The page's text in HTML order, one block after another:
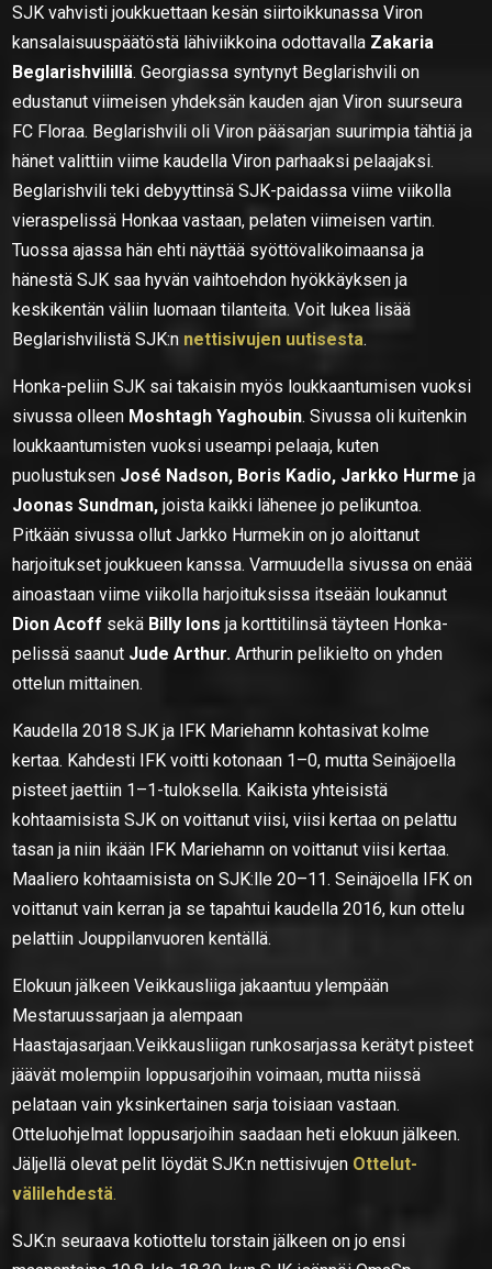
SJK vahvisti joukkuettaan kesän siirtoikkunassa Viron
kansalaisuuspäätöstä lähiviikkoina odottavalla Zakaria
Beglarishvilillä. Georgiassa syntynyt Beglarishvili on
edustanut viimeisen yhdeksän kauden ajan Viron suurseura
FC Floraa. Beglarishvili oli Viron pääsarjan suurimpia tähtiä ja
hänet valittiin viime kaudella Viron parhaaksi pelaajaksi.
Beglarishvili teki debyyttinsä SJK-paidassa viime viikolla
vieraspelissä Honkaa vastaan, pelaten viimeisen vartin.
Tuossa ajassa hän ehti näyttää syöttövalikoimaansa ja
hänestä SJK saa hyvän vaihtoehdon hyökkäyksen ja
keskikentän väliin luomaan tilanteita. Voit lukea lisää
Beglarishvilistä SJK:n nettisivujen uutisesta.
Honka-peliin SJK sai takaisin myös loukkaantumisen vuoksi
sivussa olleen Moshtagh Yaghoubin. Sivussa oli kuitenkin
loukkaantumisten vuoksi useampi pelaaja, kuten
puolustuksen José Nadson, Boris Kadio, Jarkko Hurme ja
Joonas Sundman, joista kaikki lähenee jo pelikuntoa.
Pitkään sivussa ollut Jarkko Hurmekin on jo aloittanut
harjoitukset joukkueen kanssa. Varmuudella sivussa on enää
ainoastaan viime viikolla harjoituksissa itseään loukannut
Dion Acoff sekä Billy Ionsja korttitilinsä täyteen Honka-
pelissä saanut Jude Arthur.Arthurin pelikielto on yhden
ottelun mittainen.
Kaudella 2018 SJK ja IFK Mariehamn kohtasivat kolme
kertaa. Kahdesti IFK voitti kotonaan 1–0, mutta Seinäjoella
pisteet jaettiin 1–1-tuloksella. Kaikista yhteisistä
kohtaamisista SJK on voittanut viisi, viisi kertaa on pelattu
tasan ja niin ikään IFK Mariehamn on voittanut viisi kertaa.
Maaliero kohtaamisista on SJK:lle 20–11. Seinäjoella IFK on
voittanut vain kerran ja se tapahtui kaudella 2016, kun ottelu
pelattiin Jouppilanvuoren kentällä.
Elokuun jälkeen Veikkausliiga jakaantuu ylempään
Mestaruussarjaan ja alempaan
Haastajasarjaan.Veikkausliigan runkosarjassa kerätyt pisteet
jäävät molempiin loppusarjoihin voimaan, mutta niissä
pelataan vain yksinkertainen sarja toisiaan vastaan.
Otteluohjelmat loppusarjoihin saadaan heti elokuun jälkeen.
Jäljellä olevat pelit löydät SJK:n nettisivujen Ottelut-
välilehdestä.
SJK:n seuraava kotiottelu torstain jälkeen on jo ensi